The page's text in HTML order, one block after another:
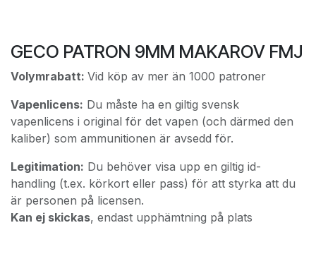
GECO PATRON 9MM MAKAROV FMJ
Volymrabatt: Vid köp av mer än 1000 patroner
Vapenlicens: Du måste ha en giltig svensk
vapenlicens i original för det vapen (och därmed den
kaliber) som ammunitionen är avsedd för.
Legitimation: Du behöver visa upp en giltig id-
handling (t.ex. körkort eller pass) för att styrka att du
är personen på licensen.
Kan ej skickas, endast upphämtning på plats